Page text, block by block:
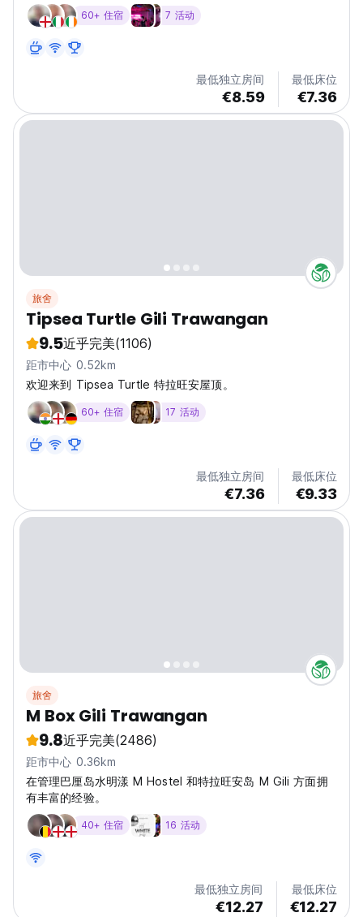
60+ 住宿 7 活动
最低独立房间
€8.59
最低床位
€7.36
旅舍
Tipsea Turtle Gili Trawangan
9.5近乎完美(1106)
距市中心 0.52km
欢迎来到 Tipsea Turtle 特拉旺安屋顶。
60+ 住宿 17 活动
最低独立房间
€7.36
最低床位
€9.33
旅舍
M Box Gili Trawangan
9.8近乎完美(2486)
距市中心 0.36km
在管理巴厘岛水明漾 M Hostel 和特拉旺安岛 M Gili 方面拥
有丰富的经验。
40+ 住宿 16 活动
最低独立房间
€12.27
最低床位
€12.27